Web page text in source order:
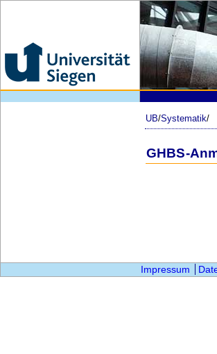
UB/Systematik/
GHBS-
Impressum